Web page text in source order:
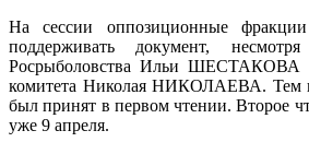
На сессии оппозиционные фракции
поддерживать документ,
Росрыболовства Ильи ШЕСТАКОВА
комитета Николая НИКОЛАЕВА. Тем
был принят в первом чтении. Второе
уже 9 апреля.